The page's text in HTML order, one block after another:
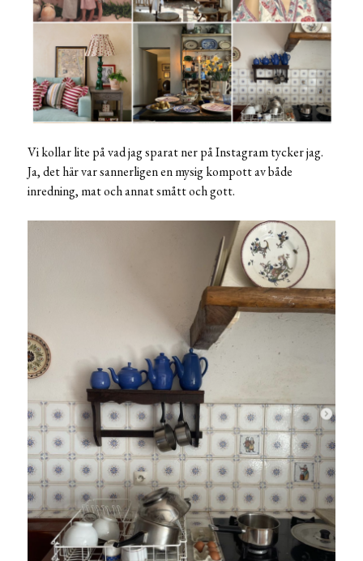
Vi kollar lite på vad jag sparat ner på Instagram tycker jag.
Ja, det här var sannerligen en mysig kompott av både
inredning, mat och annat smått och gott.